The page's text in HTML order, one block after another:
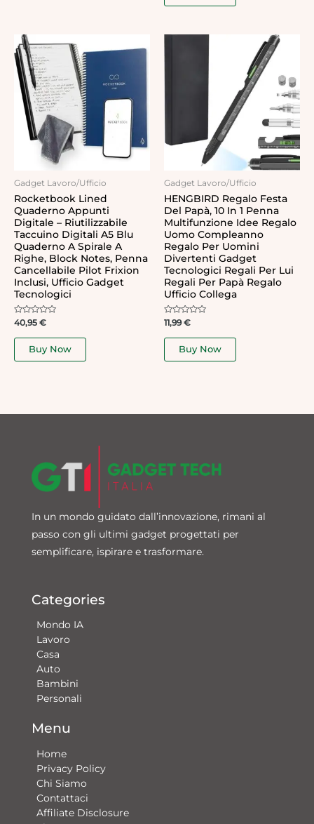
Gadget Lavoro/Ufficio
Rocketbook Lined
Quaderno Appunti
Digitale – Riutilizzabile
Taccuino Digitali A5 Blu
Quaderno A Spirale A
Righe, Block Notes, Penna
Cancellabile Pilot Frixion
Inclusi, Ufficio Gadget
Tecnologici
Rated
out
40,95 €
Buy Now
Gadget Lavoro/Ufficio
HENGBIRD Regalo Festa
Del Papà, 10 In 1 Penna
Multifunzione Idee Regalo
Uomo Compleanno
Regalo Per Uomini
Divertenti Gadget
Tecnologici Regali Per Lui
Regali Per Papà Regalo
Ufficio Collega
Rated
out
11,99€
Buy Now
In un mondo guidato dall’innovazione, rimani al
passo con gli ultimi gadget progettati per
semplificare, ispirare e trasformare.
Categories
Mondo IA
Lavoro
Casa
Auto
Bambini
Personali
Menu
Home
Privacy Policy
Chi Siamo
Contattaci​
Affiliate Disclosure